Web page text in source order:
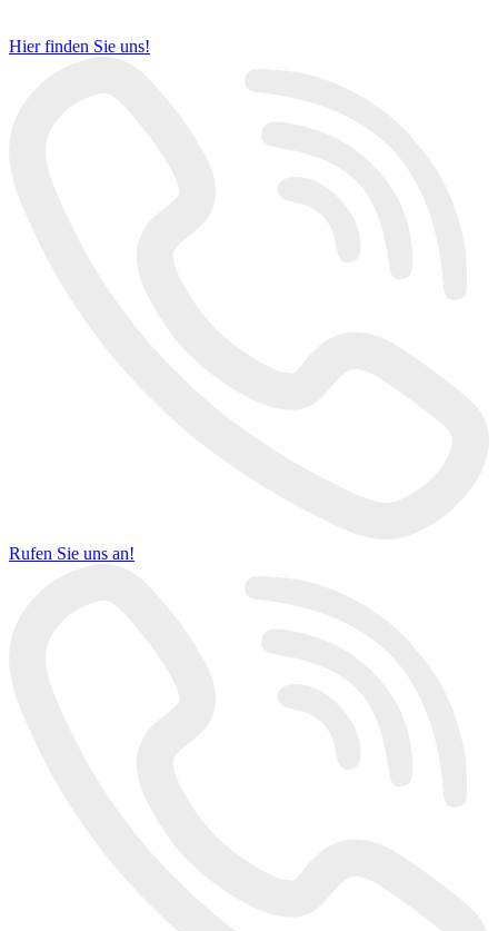
Hier finden Sie uns!
Rufen Sie uns an!